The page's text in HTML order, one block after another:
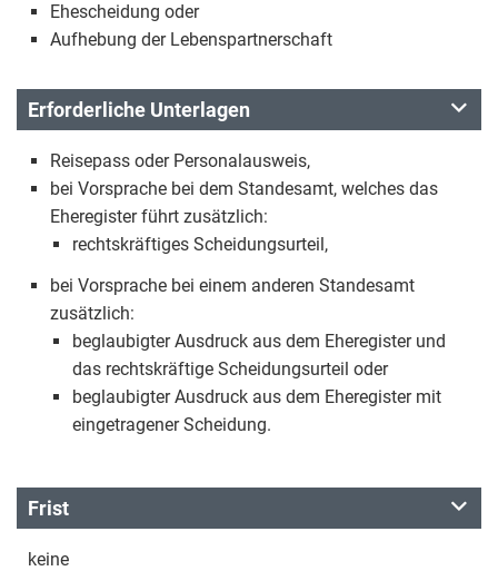
Ehescheidung oder
Aufhebung der Lebenspartnerschaft
Erforderliche Unterlagen
Reisepass oder Personalausweis,
bei Vorsprache bei dem Standesamt, welches das
Eheregister führt zusätzlich:
rechtskräftiges Scheidungsurteil,
bei Vorsprache bei einem anderen Standesamt
zusätzlich:
beglaubigter Ausdruck aus dem Eheregister und
das rechtskräftige Scheidungsurteil oder
beglaubigter Ausdruck aus dem Eheregister mit
eingetragener Scheidung.
Frist
keine